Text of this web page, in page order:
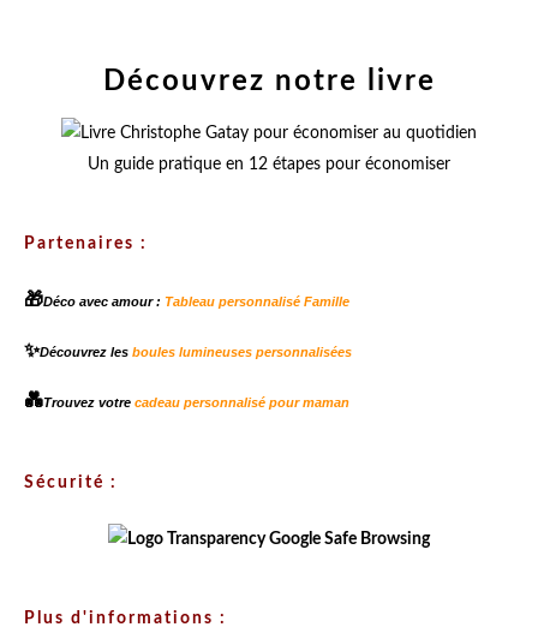
Découvrez notre livre
Un guide pratique en 12 étapes pour économiser
Partenaires :
🎁Déco avec amour : Tableau personnalisé Famille
✨Découvrez les boules lumineuses personnalisées
💑Trouvez votre cadeau personnalisé pour maman
Sécurité :
Plus d'informations :